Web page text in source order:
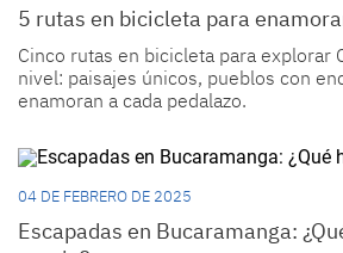
5 rutas en bicicleta para
Cinco rutas en bicicleta para explorar
nivel: paisajes únicos, pueblos con
enamoran a cada pedalazo.
04 DE FEBRERO DE 2025
Escapadas en Bucaramanga: